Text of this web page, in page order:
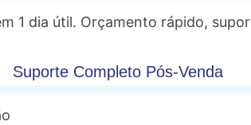
1 dia útil. Orçamento rápido,
Suporte Completo Pós-Venda